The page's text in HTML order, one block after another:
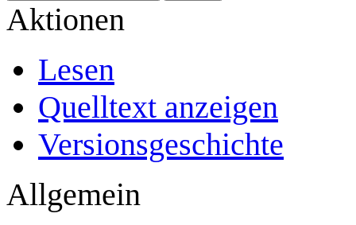
Aktionen
Lesen
Quelltext anzeigen
Versionsgeschichte
Allgemein